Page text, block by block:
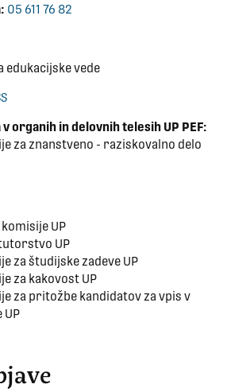
05 611 76 82
edukacijske vede
organih in delovnih telesih UP PEF:
za znanstveno - raziskovalno delo
UP
UP
za študijske zadeve UP
za kakovost UP
za pritožbe kandidatov za vpis v